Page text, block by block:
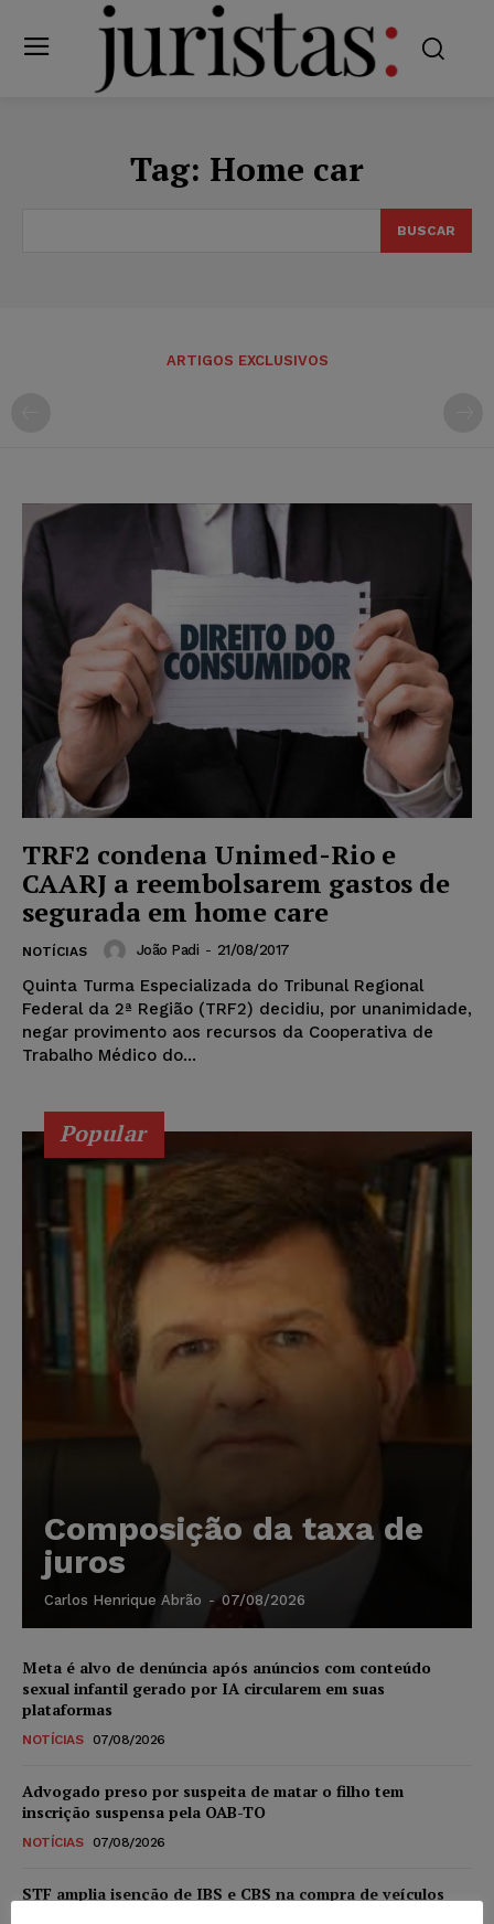
Tag: Home car
BUSCAR
ARTIGOS EXCLUSIVOS
TRF2 condena Unimed-Rio e
CAARJ a reembolsarem gastos de
segurada em home care
NOTÍCIAS João Padi - 21/08/2017
Quinta Turma Especializada do Tribunal Regional
Federal da 2ª Região (TRF2) decidiu, por unanimidade,
negar provimento aos recursos da Cooperativa de
Trabalho Médico do...
Popular
Composição da taxa de
juros
Carlos Henrique Abrão - 07/08/2026
Meta é alvo de denúncia após anúncios com conteúdo
sexual infantil gerado por IA circularem em suas
plataformas
NOTÍCIAS 07/08/2026
Advogado preso por suspeita de matar o filho tem
inscrição suspensa pela OAB-TO
NOTÍCIAS 07/08/2026
STF amplia isenção de IBS e CBS na compra de veículos